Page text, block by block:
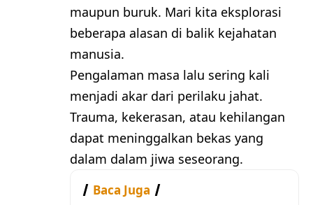
maupun buruk. Mari kita eksplorasi
beberapa alasan di balik kejahatan
manusia.
Pengalaman masa lalu sering kali
menjadi akar dari perilaku jahat.
Trauma, kekerasan, atau kehilangan
dapat meninggalkan bekas yang
dalam dalam jiwa seseorang.
Baca Juga